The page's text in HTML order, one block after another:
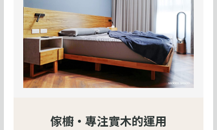
傢櫥・專注實木的運用